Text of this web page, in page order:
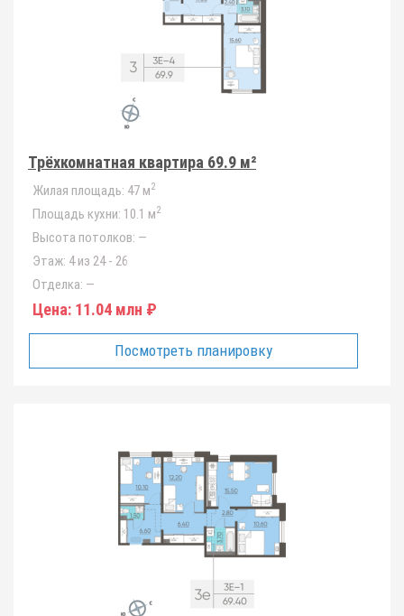
Трёхкомнатная квартира 69.9 м²
Жилая площадь: 47 м2
Площадь кухни: 10.1 м2
Высота потолков: —
Этаж: 4 из 24 - 26
Отделка: —
Цена: 11.04 млн ₽
Посмотреть планировку